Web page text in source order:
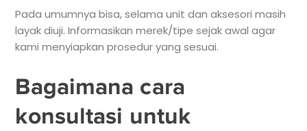
Pada umumnya bisa, selama unit dan aksesori masih
layak diuji. Informasikan merek/tipe sejak awal agar
kami menyiapkan prosedur yang sesuai.
Bagaimana cara
konsultasi untuk